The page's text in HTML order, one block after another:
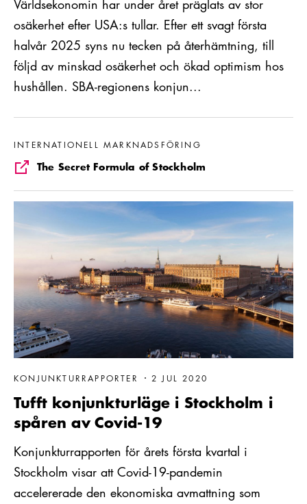
Världsekonomin har under året präglats av stor
osäkerhet efter USA:s tullar. Efter ett svagt första
halvår 2025 syns nu tecken på återhämtning, till
följd av minskad osäkerhet och ökad optimism hos
hushållen. SBA-regionens konjun...
INTERNATIONELL MARKNADSFÖRING
The Secret Formula of Stockholm
Läs mer om The Secret Formula of Stockholm
KONJUNKTURRAPPORTER 2 JUL 2020
Tufft konjunkturläge i Stockholm i
spåren av Covid-19
Konjunkturrapporten för årets första kvartal i
Stockholm visar att Covid-19-pandemin
accelererade den ekonomiska avmattning som
Läs mer om Tufft konjunkturläge i Stockholm i spåren av